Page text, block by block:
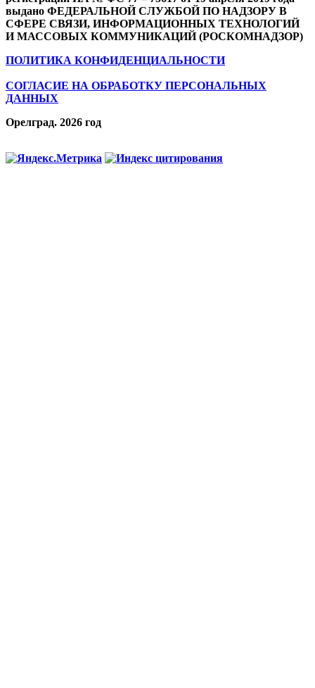
выдано ФЕДЕРАЛЬНОЙ СЛУЖБОЙ ПО НАДЗОРУ В
СФЕРЕ СВЯЗИ, ИНФОРМАЦИОННЫХ ТЕХНОЛОГИЙ
И МАССОВЫХ КОММУНИКАЦИЙ (РОСКОМНАДЗОР)
ПОЛИТИКА КОНФИДЕНЦИАЛЬНОСТИ
СОГЛАСИЕ НА ОБРАБОТКУ ПЕРСОНАЛЬНЫХ
ДАННЫХ
Орелград. 2026 год